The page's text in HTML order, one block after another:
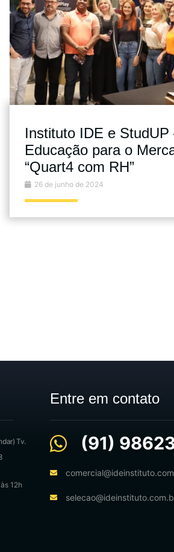
Instituto IDE e StudUP
Educação para o
“Quart4 com RH”
26 de junho de 2024
Tv.
12h
Entre em contato
(91)